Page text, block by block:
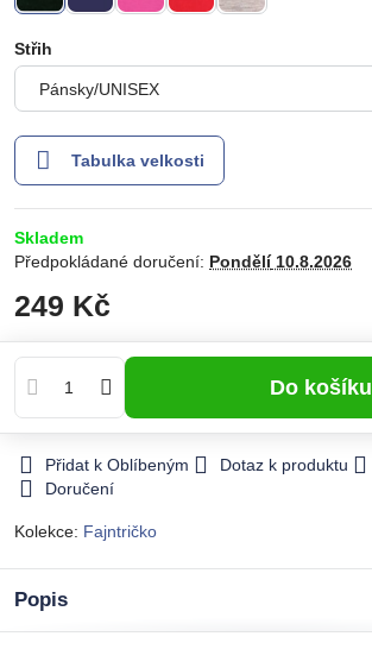
Střih
Tabulka velkosti
Skladem
Předpokládané doručení: Pondělí10.8.2026
249 Kč
Do košíku
Přidat k Oblíbeným Dotaz k produktu
Doručení
Kolekce: Fajntričko
Popis